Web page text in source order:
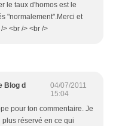
le taux d'homos est le
"normalement".Merci et
<br /> <br />
Blog d
04/07/2011
15:04
pour ton commentaire. Je
réservé en ce qui